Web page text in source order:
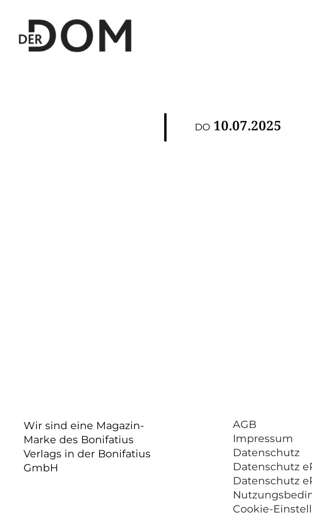
DO 10.07.2025
Wir sind eine Magazin-
Marke des Bonifatius
Verlags in der Bonifatius
GmbH
AGB
Impressum
Datenschutz
Datenschutz
Datenschutz
Cookie-